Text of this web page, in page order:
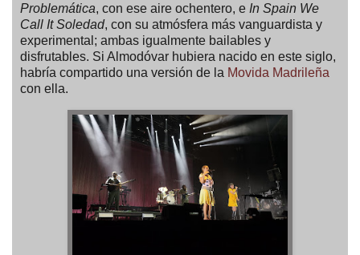
Problemática, con ese aire ochentero, e In Spain We
Call It Soledad, con su atmósfera más vanguardista y
experimental; ambas igualmente bailables y
disfrutables. Si Almodóvar hubiera nacido en este siglo,
habría compartido una versión de la Movida Madrileña
con ella.